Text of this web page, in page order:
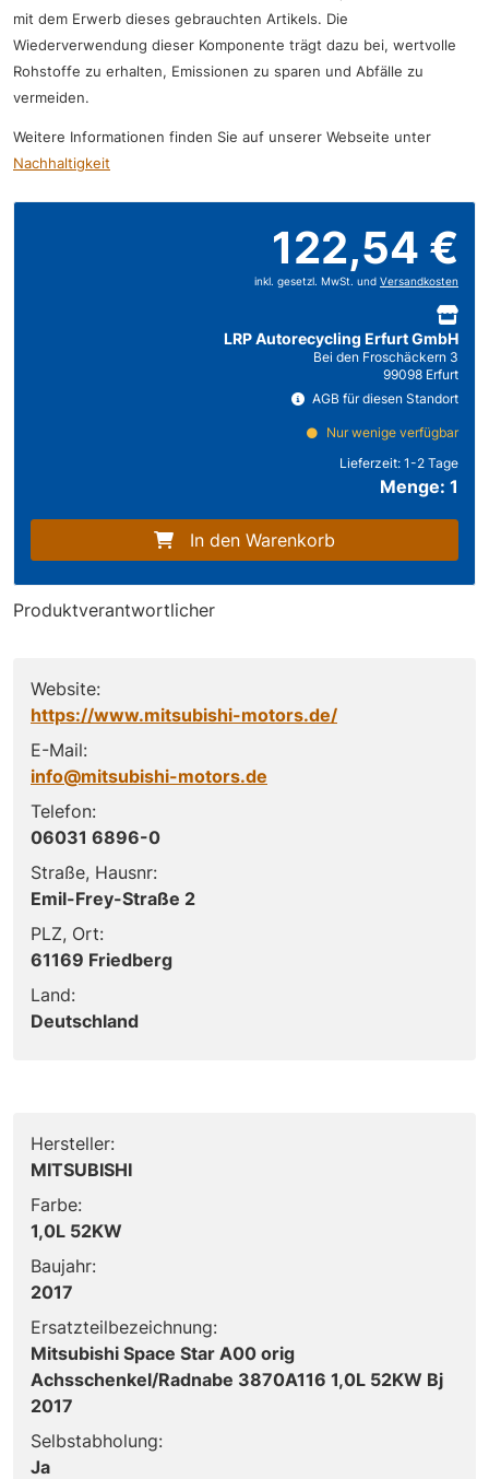
mit dem Erwerb dieses gebrauchten Artikels. Die
Wiederverwendung dieser Komponente trägt dazu bei, wertvolle
Rohstoffe zu erhalten, Emissionen zu sparen und Abfälle zu
vermeiden.
Weitere Informationen finden Sie auf unserer Webseite unter
Nachhaltigkeit
122,54 €
inkl. gesetzl. MwSt. und Versandkosten
LRP Autorecycling Erfurt GmbH
Bei den Froschäckern 3
99098 Erfurt
AGB für diesen Standort
Nur wenige verfügbar
Lieferzeit: 1-2 Tage
Menge: 1
In den Warenkorb
Produktverantwortlicher
Website:
https://www.mitsubishi-motors.de/
E-Mail:
info@mitsubishi-motors.de
Telefon:
06031 6896-0
Straße, Hausnr:
Emil-Frey-Straße 2
PLZ, Ort:
61169 Friedberg
Land:
Deutschland
Hersteller:
MITSUBISHI
Farbe:
1,0L 52KW
Baujahr:
2017
Ersatzteilbezeichnung:
Mitsubishi Space Star A00 orig
Achsschenkel/Radnabe 3870A116 1,0L 52KW Bj
2017
Selbstabholung:
Ja